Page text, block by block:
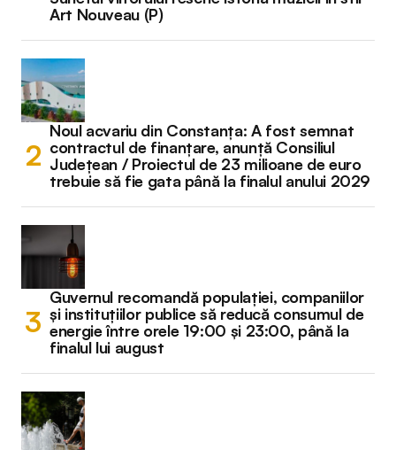
Art Nouveau (P)
Noul acvariu din Constanța: A fost semnat
contractul de finanțare, anunță Consiliul
Județean / Proiectul de 23 milioane de euro
trebuie să fie gata până la finalul anului 2029
Guvernul recomandă populației, companiilor
și instituțiilor publice să reducă consumul de
energie între orele 19:00 și 23:00, până la
finalul lui august